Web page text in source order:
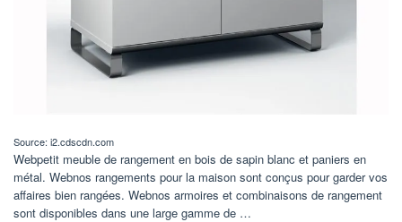
Source: i2.cdscdn.com
Webpetit meuble de rangement en bois de sapin blanc et paniers en
métal. Webnos rangements pour la maison sont conçus pour garder vos
affaires bien rangées. Webnos armoires et combinaisons de rangement
sont disponibles dans une large gamme de …